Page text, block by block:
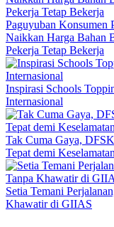
Paguyuban Konsumen
Naikkan Harga Bahan
Pekerja Tetap Bekerja
Inspirasi Schools
Internasional
Tak Cuma Gaya,
Tepat demi Keselamatan
Setia Temani
Khawatir di GIIAS